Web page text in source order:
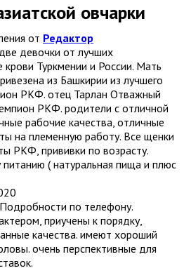
овчарки
от Редактор
девочки от лучших
Туркмении и России. Мать
из Башкирии из лучшего
РКФ. отец Тарлан Отважный
РКФ. родители с отличной
рабочие качества, отличные
на племенную работу. Все щенки
РКФ, прививки по возрасту.
( натуральная пища и плюс
по телефону.
приучены к порядку,
качества. имеют хороший
очень перспективные для